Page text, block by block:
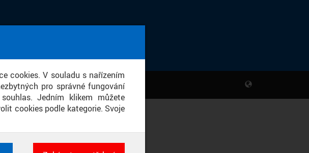
cookies. V souladu s nařízením
pro správné fungování
Jedním klikem můžete
cookies podle kategorie. Svoje
NA FA